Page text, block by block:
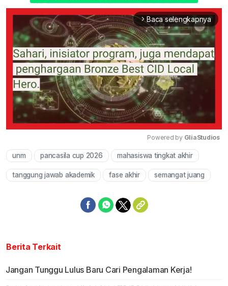
arrow_forward_ios Baca selengkapnya
Mute
Powered by GliaStudios
unm pancasila cup 2026 mahasiswa tingkat akhir
tanggung jawab akademik fase akhir semangat juang
Berita Terkait
Jangan Tunggu Lulus Baru Cari Pengalaman Kerja!